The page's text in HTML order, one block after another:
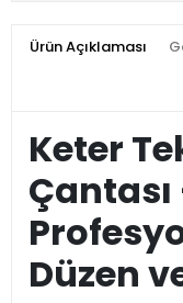
Ürün Açıklaması
Keter
Çantası
Düzen